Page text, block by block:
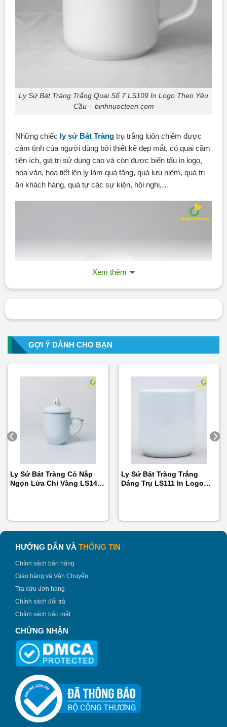
Ly Sứ Bát Tràng Trắng Quai Số 7 LS109 In Logo Theo Yêu
Cầu – binhnuocteen.com
Những chiếc ly sứ Bát Tràngtrụ trắng luôn chiếm được
cảm tình của người dùng bởi thiết kế đẹp mắt, có quai cầm
tiện ích, giá trị sử dụng cao và còn được biến tấu in logo,
hoa văn, họa tiết lên ly làm quà tặng, quà lưu niệm, quà tri
ân khách hàng, quà tự các sự kiện, hội nghị,…
Ly Sứ Bát Tràng Trắng Quai Số 7 LS109 In Logo Theo Yêu
Cầu – binhnuocteen.com
Đặt Mua Ngay
2. Đặc điểm nổi bật của ly sứ LS109
Được sản xuất thủ công ly sứ in logo quà tặng đáp
Với chất liệu sứ thấu quang cao cấp và nung khử ở
sáng bóng,
Đặc biệt không bị bám bẩn, dễ dàng vệ sinh lau rửa sản
phẩm trong quá trình sử dụng.
Xem thêm
GỢI Ý DÀNH CHO BẠN
Ly Sứ Bát Tràng Có Nắp
Ngọn Lửa Chỉ Vàng LS141
Ly Sứ Bát Tràng Trắng
Dáng Trụ LS111 In Logo
HƯỚNG DẪN VÀ THÔNG TIN
Chính sách bán hàng
Giao hàng và Vận Chuyển
Tra cứu đơn hàng
Chính sách đổi trả
Chính sách bảo mật
CHỨNG NHẬN